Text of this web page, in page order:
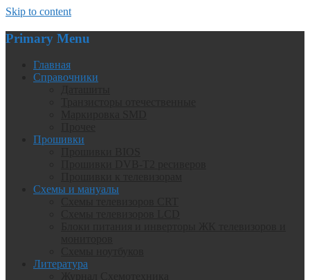
Skip to content
Primary Menu
Главная
Справочники
Прошивки
Схемы и мануалы
Литература